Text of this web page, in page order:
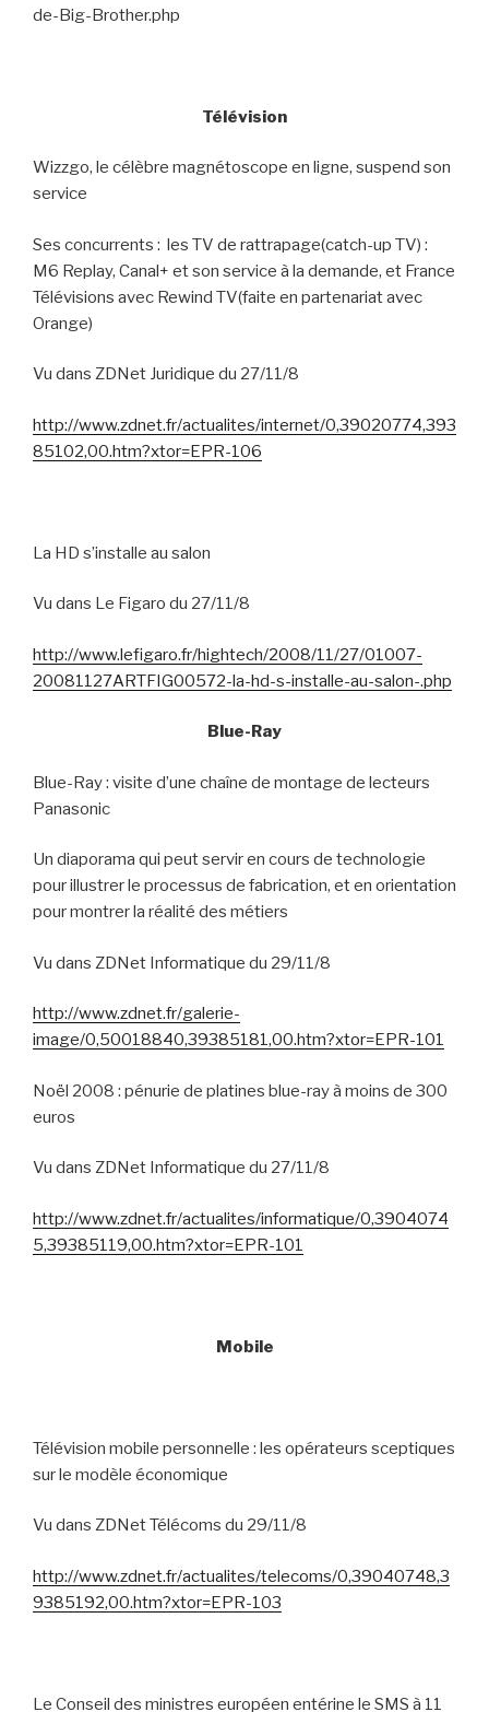
de-Big-Brother.php
Télévision
Wizzgo, le célèbre magnétoscope en ligne, suspend son
service
Ses concurrents : les TV de rattrapage(catch-up TV) :
M6 Replay, Canal+ et son service à la demande, et France
Télévisions avec Rewind TV(faite en partenariat avec
Orange)
Vu dans ZDNet Juridique du 27/11/8
http://www.zdnet.fr/actualites/internet/0,39020774,393
85102,00.htm?xtor=EPR-106
La HD s’installe au salon
Vu dans Le Figaro du 27/11/8
http://www.lefigaro.fr/hightech/2008/11/27/01007-
20081127ARTFIG00572-la-hd-s-installe-au-salon-.php
Blue-Ray
Blue-Ray : visite d’une chaîne de montage de lecteurs
Panasonic
Un diaporama qui peut servir en cours de technologie
pour illustrer le processus de fabrication, et en orientation
pour montrer la réalité des métiers
Vu dans ZDNet Informatique du 29/11/8
http://www.zdnet.fr/galerie-
image/0,50018840,39385181,00.htm?xtor=EPR-101
Noël 2008 : pénurie de platines blue-ray à moins de 300
euros
Vu dans ZDNet Informatique du 27/11/8
http://www.zdnet.fr/actualites/informatique/0,3904074
5,39385119,00.htm?xtor=EPR-101
Mobile
Télévision mobile personnelle : les opérateurs sceptiques
sur le modèle économique
Vu dans ZDNet Télécoms du 29/11/8
http://www.zdnet.fr/actualites/telecoms/0,39040748,3
9385192,00.htm?xtor=EPR-103
Le Conseil des ministres européen entérine le SMS à 11